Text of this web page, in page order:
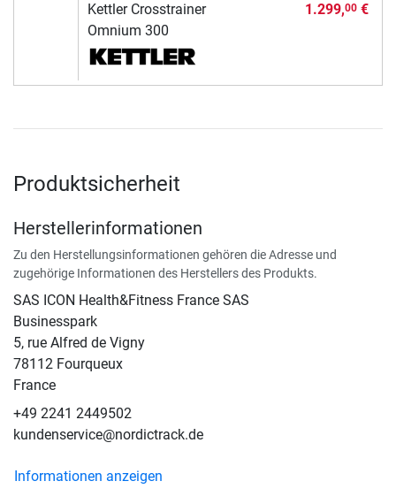
Kettler Crosstrainer
Omnium 300
1.299,00€
Produktsicherheit
Herstellerinformationen
Zu den Herstellungsinformationen gehören die Adresse und
zugehörige Informationen des Herstellers des Produkts.
SAS ICON Health&Fitness France SAS
Businesspark
5, rue Alfred de Vigny
78112 Fourqueux
France
+49 2241 2449502
kundenservice@nordictrack.de
Informationen anzeigen